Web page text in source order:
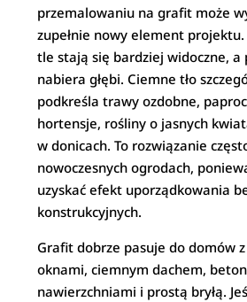
przemalowaniu na grafit może
zupełnie nowy element
tle stają się bardziej widoczne, a
nabiera głębi. Ciemne tło
podkreśla trawy ozdobne,
hortensje, rośliny o jasnych
w donicach. To rozwiązanie
nowoczesnych ogrodach,
uzyskać efekt uporządkowania
konstrukcyjnych.
Grafit dobrze pasuje do domów
oknami, ciemnym dachem,
nawierzchniami i prostą bryłą.